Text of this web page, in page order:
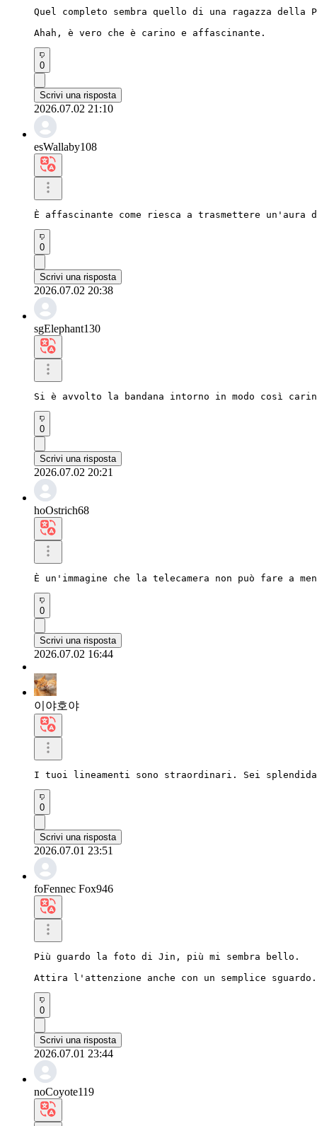
Quel completo sembra quello di una ragazza della
Ahah, è vero che è carino e affascinante.
0
Scrivi una risposta
2026.07.02 21:10
esWallaby108
È affascinante come riesca a trasmettere
0
Scrivi una risposta
2026.07.02 20:38
sgElephant130
Si è avvolto la bandana intorno in modo così
0
Scrivi una risposta
2026.07.02 20:21
hoOstrich68
È un'immagine che la telecamera non può fare a
0
Scrivi una risposta
2026.07.02 16:44
이야호야
I tuoi lineamenti sono straordinari. Sei
0
Scrivi una risposta
2026.07.01 23:51
foFennec Fox946
Più guardo la foto di Jin, più mi sembra bello.
Attira l'attenzione anche con un semplice sguardo.
0
Scrivi una risposta
2026.07.01 23:44
noCoyote119